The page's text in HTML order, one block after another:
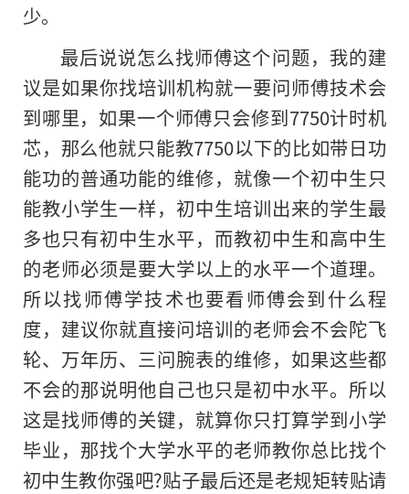
少。
最后说说怎么找师傅这个问题，我的建
议是如果你找培训机构就一要问师傅技术会
到哪里，如果一个师傅只会修到7750计时机
芯，那么他就只能教7750以下的比如带日功
能功的普通功能的维修，就像一个初中生只
能教小学生一样，初中生培训出来的学生最
多也只有初中生水平，而教初中生和高中生
的老师必须是要大学以上的水平一个道理。
所以找师傅学技术也要看师傅会到什么程
度，建议你就直接问培训的老师会不会陀飞
轮、万年历、三问腕表的维修，如果这些都
不会的那说明他自己也只是初中水平。所以
这是找师傅的关键，就算你只打算学到小学
毕业，那找个大学水平的老师教你总比找个
初中生教你强吧?贴子最后还是老规矩转贴请